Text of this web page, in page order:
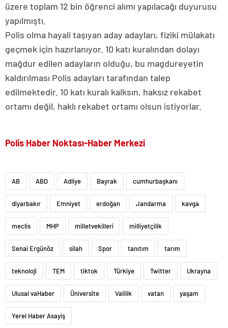
üzere toplam 12 bin öğrenci alımı yapılacağı duyurusu
yapılmıştı.
Polis olma hayali taşıyan aday adayları, fiziki mülakatı
geçmek için hazırlanıyor. 10 katı kuralından dolayı
mağdur edilen adayların olduğu, bu magdureyetin
kaldırılması Polis adayları tarafından talep
edilmektedir. 10 katı kuralı kalksın, haksız rekabet
ortamı değil, haklı rekabet ortamı olsun istiyorlar.
Polis Haber Noktası-Haber Merkezi
AB ABD Adliye Bayrak cumhurbaşkanı
diyarbakır Emniyet erdoğan Jandarma kavga
meclis MHP milletvekilleri milliyetçilik
Senai Ergünöz silah Spor tanıtım tarım
teknoloji TEM tiktok Türkiye Twitter Ukrayna
Ulusal vaHaber Üniversite Valilik vatan yaşam
Yerel Haber Asayiş